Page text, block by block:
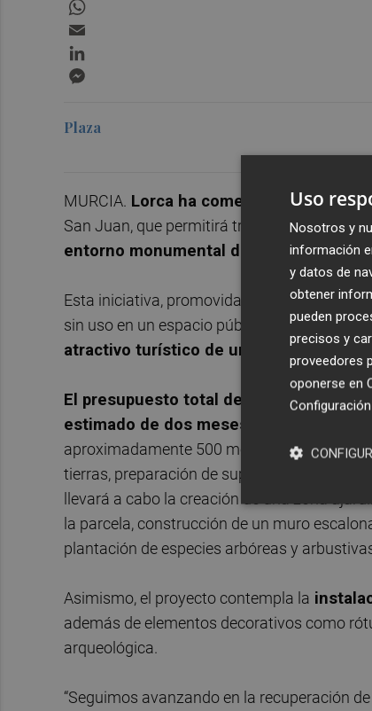
Plaza
MURCIA. Lorca ha comenzado la
San Juan, que permitirá transformar este
entorno monumental del Castillo.
Esta iniciativa, promovida por el
sin uso en un espacio público ajardinado
atractivo turístico de uno de los
El presupuesto total del proyecto
estimado de dos meses.
aproximadamente 500 metros cuadrados
tierras, preparación de superficies con
llevará a cabo la creación de una zona
la parcela, construcción de un muro
plantación de especies arbóreas y
Asimismo, el proyecto contempla la
además de elementos decorativos como
arqueológica.
“Seguimos avanzando en la recuperación
Uso
Nosotros y
información
y datos de
obtener
pueden
precisos y
proveedores
oponerse en